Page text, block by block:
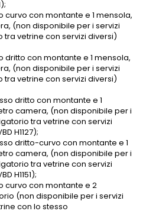
curvo con montante e 1 mensola,
(non disponibile per i servizi
vetrine con servizi diversi)
dritto con montante e 1 mensola,
(non disponibile per i servizi
vetrine con servizi diversi)
dritto con montante e 1
camera, (non disponibile per i
tra vetrine con servizi
H1127);
dritto-curvo con montante e 1
camera, (non disponibile per i
tra vetrine con servizi
H1151);
curvo con montante e 2
(non disponibile per i servizi
con lo stesso